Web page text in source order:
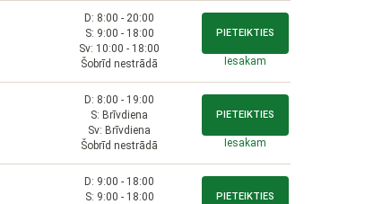
D: 8:00 - 20:00
S: 9:00 - 18:00
Sv: 10:00 - 18:00
Šobrīd nestrādā
PIETEIKTIES
Iesakam
D: 8:00 - 19:00
S: Brīvdiena
Sv: Brīvdiena
Šobrīd nestrādā
PIETEIKTIES
Iesakam
D: 9:00 - 18:00
S: 9:00 - 18:00
PIETEIKTIES